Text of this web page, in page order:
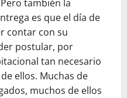
también la
es que el día de
contar con su
postular, por
tan necesario
ellos. Muchas de
muchos de ellos